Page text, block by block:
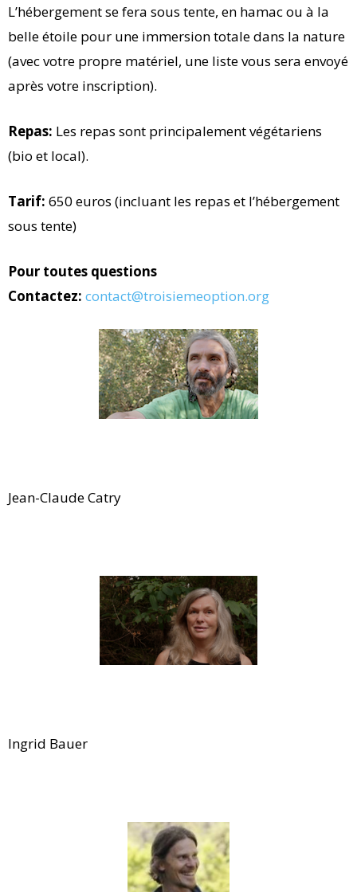
L’hébergement se fera sous tente, en hamac ou à la
belle étoile pour une immersion totale dans la nature
(avec votre propre matériel, une liste vous sera envoyé
après votre inscription).
Repas: Les repas sont principalement végétariens
(bio et local).
Tarif: 650 euros (incluant les repas et l’hébergement
sous tente)
Pour toutes questions
Contactez: contact@troisiemeoption.org
Jean-Claude Catry
Ingrid Bauer